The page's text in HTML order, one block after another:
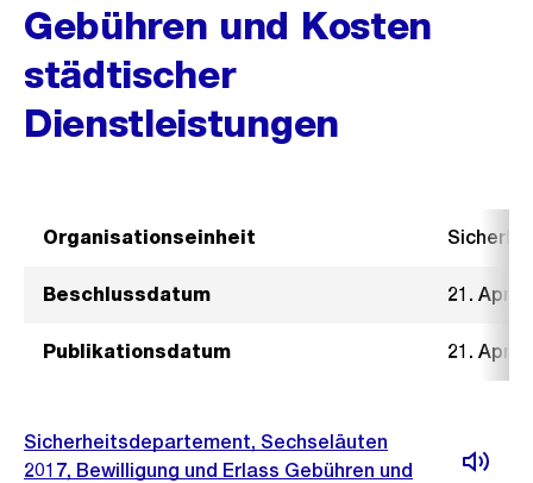
Gebühren und Kosten
städtischer
Dienstleistungen
Organisationseinheit
Beschlussdatum 21. April
Publikationsdatum 21. April
Sicherheitsdepartement, Sechseläuten
2017, Bewilligung und Erlass Gebühren und